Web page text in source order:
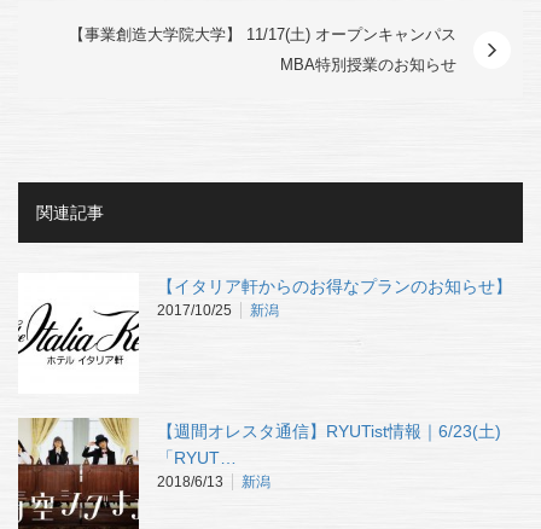
【事業創造大学院大学】 11/17(土) オープンキャンパス
MBA特別授業のお知らせ
関連記事
【イタリア軒からのお得なプランのお知らせ】
2017/10/25 新潟
【週間オレスタ通信】RYUTist情報｜6/23(土)
「RYUT…
2018/6/13 新潟